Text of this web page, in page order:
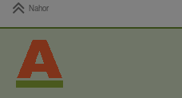
Nahor